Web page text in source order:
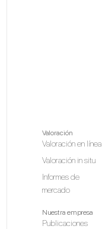
Valoración
Valoración en línea
Valoración in situ
Informes de
mercado
Nuestra empresa
Publicaciones